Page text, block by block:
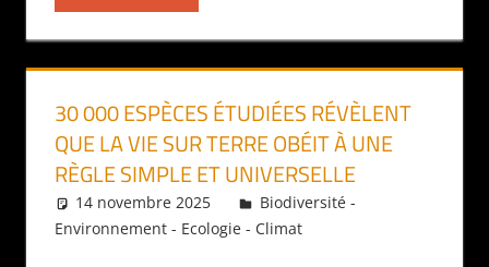
30 000 ESPÈCES ÉTUDIÉES RÉVÈLENT
QUE LA VIE SUR TERRE OBÉIT À UNE
RÈGLE SIMPLE ET UNIVERSELLE
14 novembre 2025 Daniel
Biodiversité -
Environnement - Ecologie - Climat